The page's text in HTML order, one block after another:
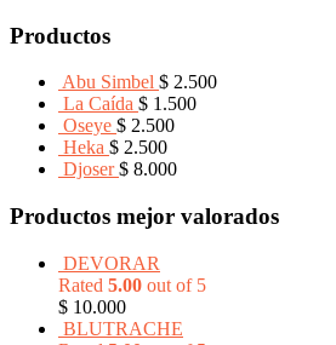
Productos
Abu Simbel $ 2.500
La Caída $ 1.500
Oseye $ 2.500
Heka $ 2.500
Djoser $ 8.000
Productos mejor valorados
DEVORAR
Rated 5.00 out of 5
$ 10.000
BLUTRACHE